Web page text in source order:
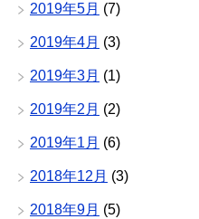
2019年5月 (7)
2019年4月 (3)
2019年3月 (1)
2019年2月 (2)
2019年1月 (6)
2018年12月 (3)
2018年9月 (5)